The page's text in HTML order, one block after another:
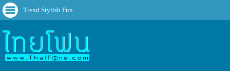
Trend Stylish Fun